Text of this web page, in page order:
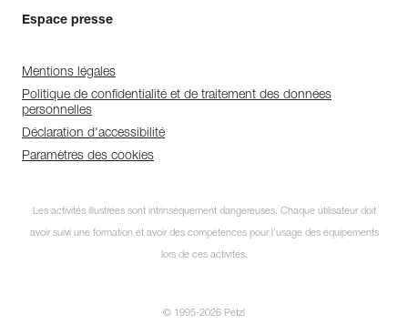
Espace presse
Mentions légales
Politique de confidentialité et de traitement des données
personnelles
Déclaration d'accessibilité
Paramètres des cookies
Les activités illustrées sont intrinsèquement dangereuses. Chaque utilisateur doit
avoir suivi une formation et avoir des compétences pour l’usage des équipements
lors de ces activités.
© 1995-2026 Petzl